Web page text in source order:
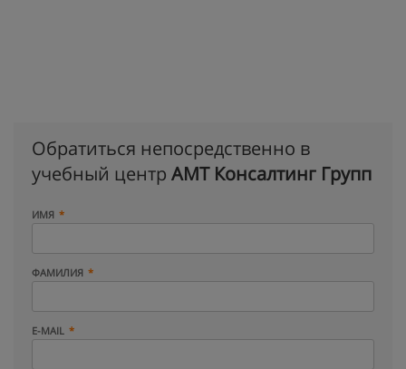
Обратиться непосредственно в
учебный центр АМТ Консалтинг Групп
ИМЯ
ФАМИЛИЯ
E-MAIL